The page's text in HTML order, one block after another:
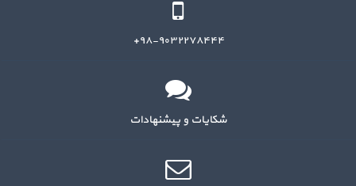
۹۸-۹۰۳۲۲۷۸۴۴۴+
شکایات و پیشنهادات